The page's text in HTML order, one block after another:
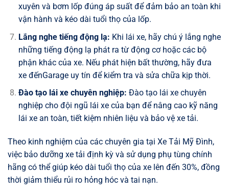
xuyên và bơm lốp đúng áp suất để đảm bảo an toàn khi
vận hành và kéo dài tuổi thọ của lốp.
Lắng nghe tiếng động lạ: Khi lái xe, hãy chú ý lắng nghe
những tiếng động lạ phát ra từ động cơ hoặc các bộ
phận khác của xe. Nếu phát hiện bất thường, hãy đưa
xe đếnGarage uy tín để kiểm tra và sửa chữa kịp thời.
Đào tạo lái xe chuyên nghiệp: Đào tạo lái xe chuyên
nghiệp cho đội ngũ lái xe của bạn để nâng cao kỹ năng
lái xe an toàn, tiết kiệm nhiên liệu và bảo vệ xe tải.
Theo kinh nghiệm của các chuyên gia tại Xe Tải Mỹ Đình,
việc bảo dưỡng xe tải định kỳ và sử dụng phụ tùng chính
hãng có thể giúp kéo dài tuổi thọ của xe lên đến 30%, đồng
thời giảm thiểu rủi ro hỏng hóc và tai nạn.